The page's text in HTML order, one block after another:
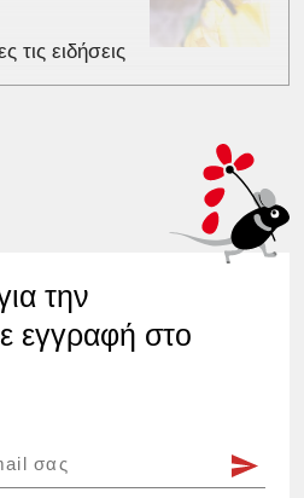
τις ειδήσεις
την
εγγραφή στο